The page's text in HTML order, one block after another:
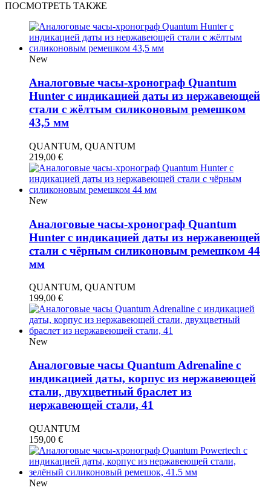
ПОСМОТРЕТЬ ТАКЖЕ
New
Аналоговые часы-хронограф Quantum
Hunter с индикацией даты из нержавеющей
стали с жёлтым силиконовым ремешком
43,5 мм
QUANTUM, QUANTUM
219,00 €
New
Аналоговые часы-хронограф Quantum
Hunter с индикацией даты из нержавеющей
стали с чёрным силиконовым ремешком 44
мм
QUANTUM, QUANTUM
199,00 €
New
Аналоговые часы Quantum Adrenaline с
индикацией даты, корпус из нержавеющей
стали, двухцветный браслет из
нержавеющей стали, 41
QUANTUM
159,00 €
New